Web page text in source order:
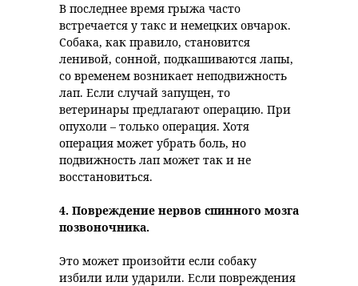
В последнее время грыжа часто
встречается у такс и немецких овчарок.
Собака, как правило, становится
ленивой, сонной, подкашиваются лапы,
со временем возникает неподвижность
лап. Если случай запущен, то
ветеринары предлагают операцию. При
опухоли – только операция. Хотя
операция может убрать боль, но
подвижность лап может так и не
восстановиться.
4. Повреждение нервов спинного мозга
позвоночника.
Это может произойти если собаку
избили или ударили. Если повреждения